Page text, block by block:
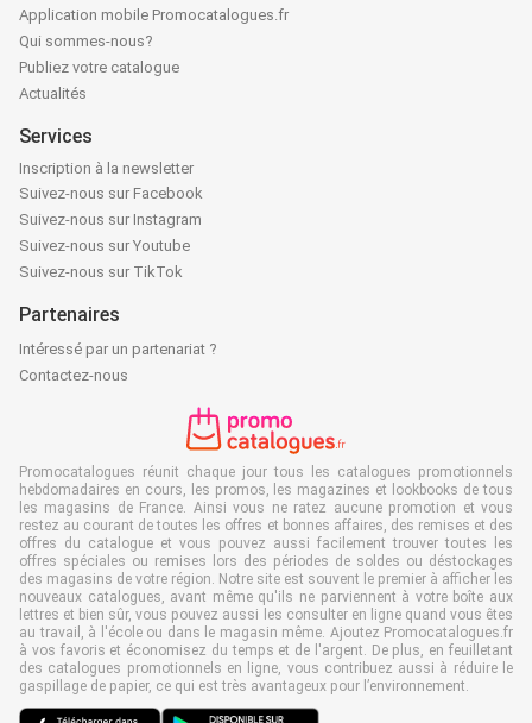
Application mobile Promocatalogues.fr
Qui sommes-nous?
Publiez votre catalogue
Actualités
Services
Inscription à la newsletter
Suivez-nous sur Facebook
Suivez-nous sur Instagram
Suivez-nous sur Youtube
Suivez-nous sur TikTok
Partenaires
Intéressé par un partenariat ?
Contactez-nous
Promocatalogues réunit chaque jour tous les catalogues promotionnels
hebdomadaires en cours, les promos, les magazines et lookbooks de tous
les magasins de France. Ainsi vous ne ratez aucune promotion et vous
restez au courant de toutes les offres et bonnes affaires, des remises et des
offres du catalogue et vous pouvez aussi facilement trouver toutes les
offres spéciales ou remises lors des périodes de soldes ou déstockages
des magasins de votre région. Notre site est souvent le premier à afficher les
nouveaux catalogues, avant même qu'ils ne parviennent à votre boîte aux
lettres et bien sûr, vous pouvez aussi les consulter en ligne quand vous êtes
au travail, à l'école ou dans le magasin même. Ajoutez Promocatalogues.fr
à vos favoris et économisez du temps et de l'argent. De plus, en feuilletant
des catalogues promotionnels en ligne, vous contribuez aussi à réduire le
gaspillage de papier, ce qui est très avantageux pour l’environnement.